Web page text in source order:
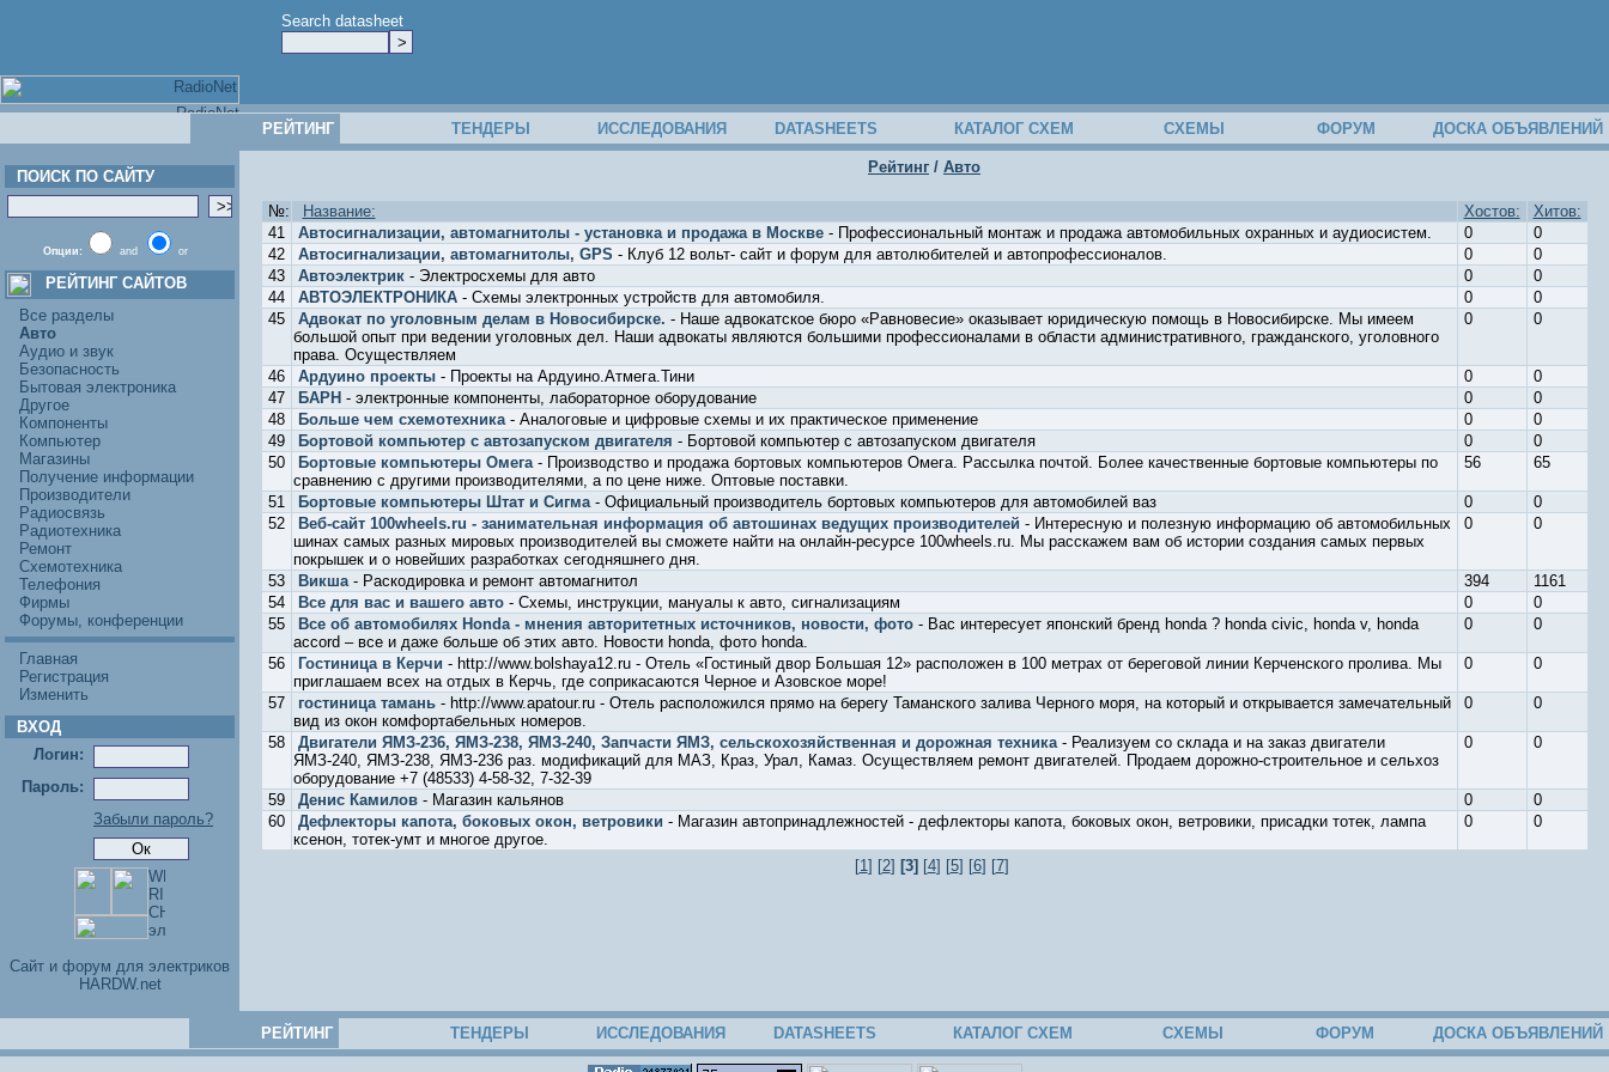
Search datasheet
РЕЙТИНГ ТЕНДЕРЫ ИССЛЕДОВАНИЯ DATASHEETS КАТАЛОГ СХЕМ СХЕМЫ ФОРУМ ДОСКА ОБЪЯВЛЕНИЙ
ПОИСК ПО САЙТУ
Опции: and or
РЕЙТИНГ САЙТОВ
Все разделы
Авто
Аудио и звук
Безопасность
Бытовая электроника
Другое
Компоненты
Компьютер
Магазины
Получение информации
Производители
Радиосвязь
Радиотехника
Ремонт
Схемотехника
Телефония
Фирмы
Форумы, конференции
Главная
Регистрация
Изменить
ВХОД
Логин:
Пароль:
Забыли пароль?
Cайт и форум для электриков
HARDW.net
Рейтинг / Авто
№: Название: Хостов:
Хитов:
41
Автосигнализации, автомагнитолы - установка и продажа в Москве- Профессиональный монтаж и продажа автомобильных охранных и аудиосистем. 0
0
42
Автосигнализации, автомагнитолы, GPS - Клуб 12 вольт- сайт и форум для автолюбителей и автопрофессионалов. 0
0
43
Автоэлектрик- Электросхемы для авто 0
0
44
АВТОЭЛЕКТРОНИКА- Схемы электронных устройств для автомобиля. 0
0
45
Адвокат по уголовным делам в Новосибирске. - Наше адвокатское бюро «Равновесие» оказывает юридическую помощь в Новосибирске. Мы имеем
большой опыт при ведении уголовных дел. Наши адвокаты являются большими профессионалами в области административного, гражданского, уголовного
права. Осуществляем
0 0
46 Ардуино проекты- Проекты на Ардуино.Атмега.Тини 0
0
47
БАРН - электронные компоненты, лабораторное оборудование 0
0
48
Больше чем схемотехника- Аналоговые и цифровые схемы и их практическое применение 0
0
49
Бортовой компьютер с автозапуском двигателя - Бортовой компьютер с автозапуском двигателя 0
0
50
Бортовые компьютеры Омега- Производство и продажа бортовых компьютеров Омега. Рассылка почтой. Более качественные бортовые компьютеры по
сравнению с другими производителями, а по цене ниже. Оптовые поставки.
56 65
51 Бортовые компьютеры Штат и Сигма- Официальный производитель бортовых компьютеров для автомобилей ваз 0
0
52
Веб-сайт 100wheels.ru - занимательная информация об автошинах ведущих производителей - Интересную и полезную информацию об автомобильных
шинах самых разных мировых производителей вы сможете найти на онлайн-ресурсе 100wheels.ru. Мы расскажем вам об истории создания самых первых
покрышек и о новейших разработках сегодняшнего дня.
0 0
53 Викша- Раскодировка и ремонт автомагнитол 394
1161
54
Все для вас и вашего авто- Схемы, инструкции, мануалы к авто, сигнализациям 0
0
55
Все об автомобилях Honda - мнения авторитетных источников, новости, фото- Вас интересует японский бренд honda ? honda civic, honda v, honda
accord – все и даже больше об этих авто. Новости honda, фото honda.
0 0
56 Гостиница в Керчи - http://www.bolshaya12.ru - Отель «Гостиный двор Большая 12» расположен в 100 метрах от береговой линии Керченского пролива. Мы
приглашаем всех на отдых в Керчь, где соприкасаются Черное и Азовское море!
0 0
57 гостиница тамань- http://www.apatour.ru - Отель расположился прямо на берегу Таманского залива Черного моря, на который и открывается замечательный
вид из окон комфортабельных номеров.
0 0
58 Двигатели ЯМЗ-236, ЯМЗ-238, ЯМЗ-240, Запчасти ЯМЗ, сельскохозяйственная и дорожная техника- Реализуем со склада и на заказ двигатели
ЯМЗ-240, ЯМЗ-238, ЯМЗ-236 раз. модификаций для МАЗ, Краз, Урал, Камаз. Осуществляем ремонт двигателей. Продаем дорожно-строительное и сельхоз
оборудование +7 (48533) 4-58-32, 7-32-39
0 0
59 Денис Камилов- Магазин кальянов 0
0
60
Дефлекторы капота, боковых окон, ветровики - Магазин автопринадлежностей - дефлекторы капота, боковых окон, ветровики, присадки тотек, лампа
ксенон, тотек-умт и многое другое.
0 0
[1] [2] [3] [4] [5] [6] [7]
РЕЙТИНГ ТЕНДЕРЫ ИССЛЕДОВАНИЯ DATASHEETS КАТАЛОГ СХЕМ СХЕМЫ ФОРУМ ДОСКА ОБЪЯВЛЕНИЙ